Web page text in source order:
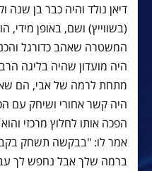
דיאן נולד והיה כבר בן שנה
(בשווייץ) ושם, באופן
המשטרה שאהב כדורגל
היה מועדון שהיה בליגה
מתחת לרמה של אבי, הם
הפכה אותו לחלוץ מרכזי
אמר לו: "בבקשה תשחק
ברמה שלך אבל נחפש לך